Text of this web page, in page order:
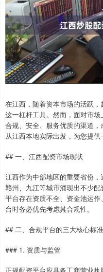
在江西，随着资本市场的活跃
这一杠杆工具。然而，面对市
合规、安全、服务优质的渠道
从江西本地实际出发，为您提供
## 一、江西配资市场现状
江西作为中部地区的重要省份，
赣州、九江等城市涌现出不少
平台存在资质不全、资金池运
台时务必优先考虑其合规性。
## 二、合规平台的三大核心标准
### 1. 资质与监管
正规配资平台应具备工商营业执